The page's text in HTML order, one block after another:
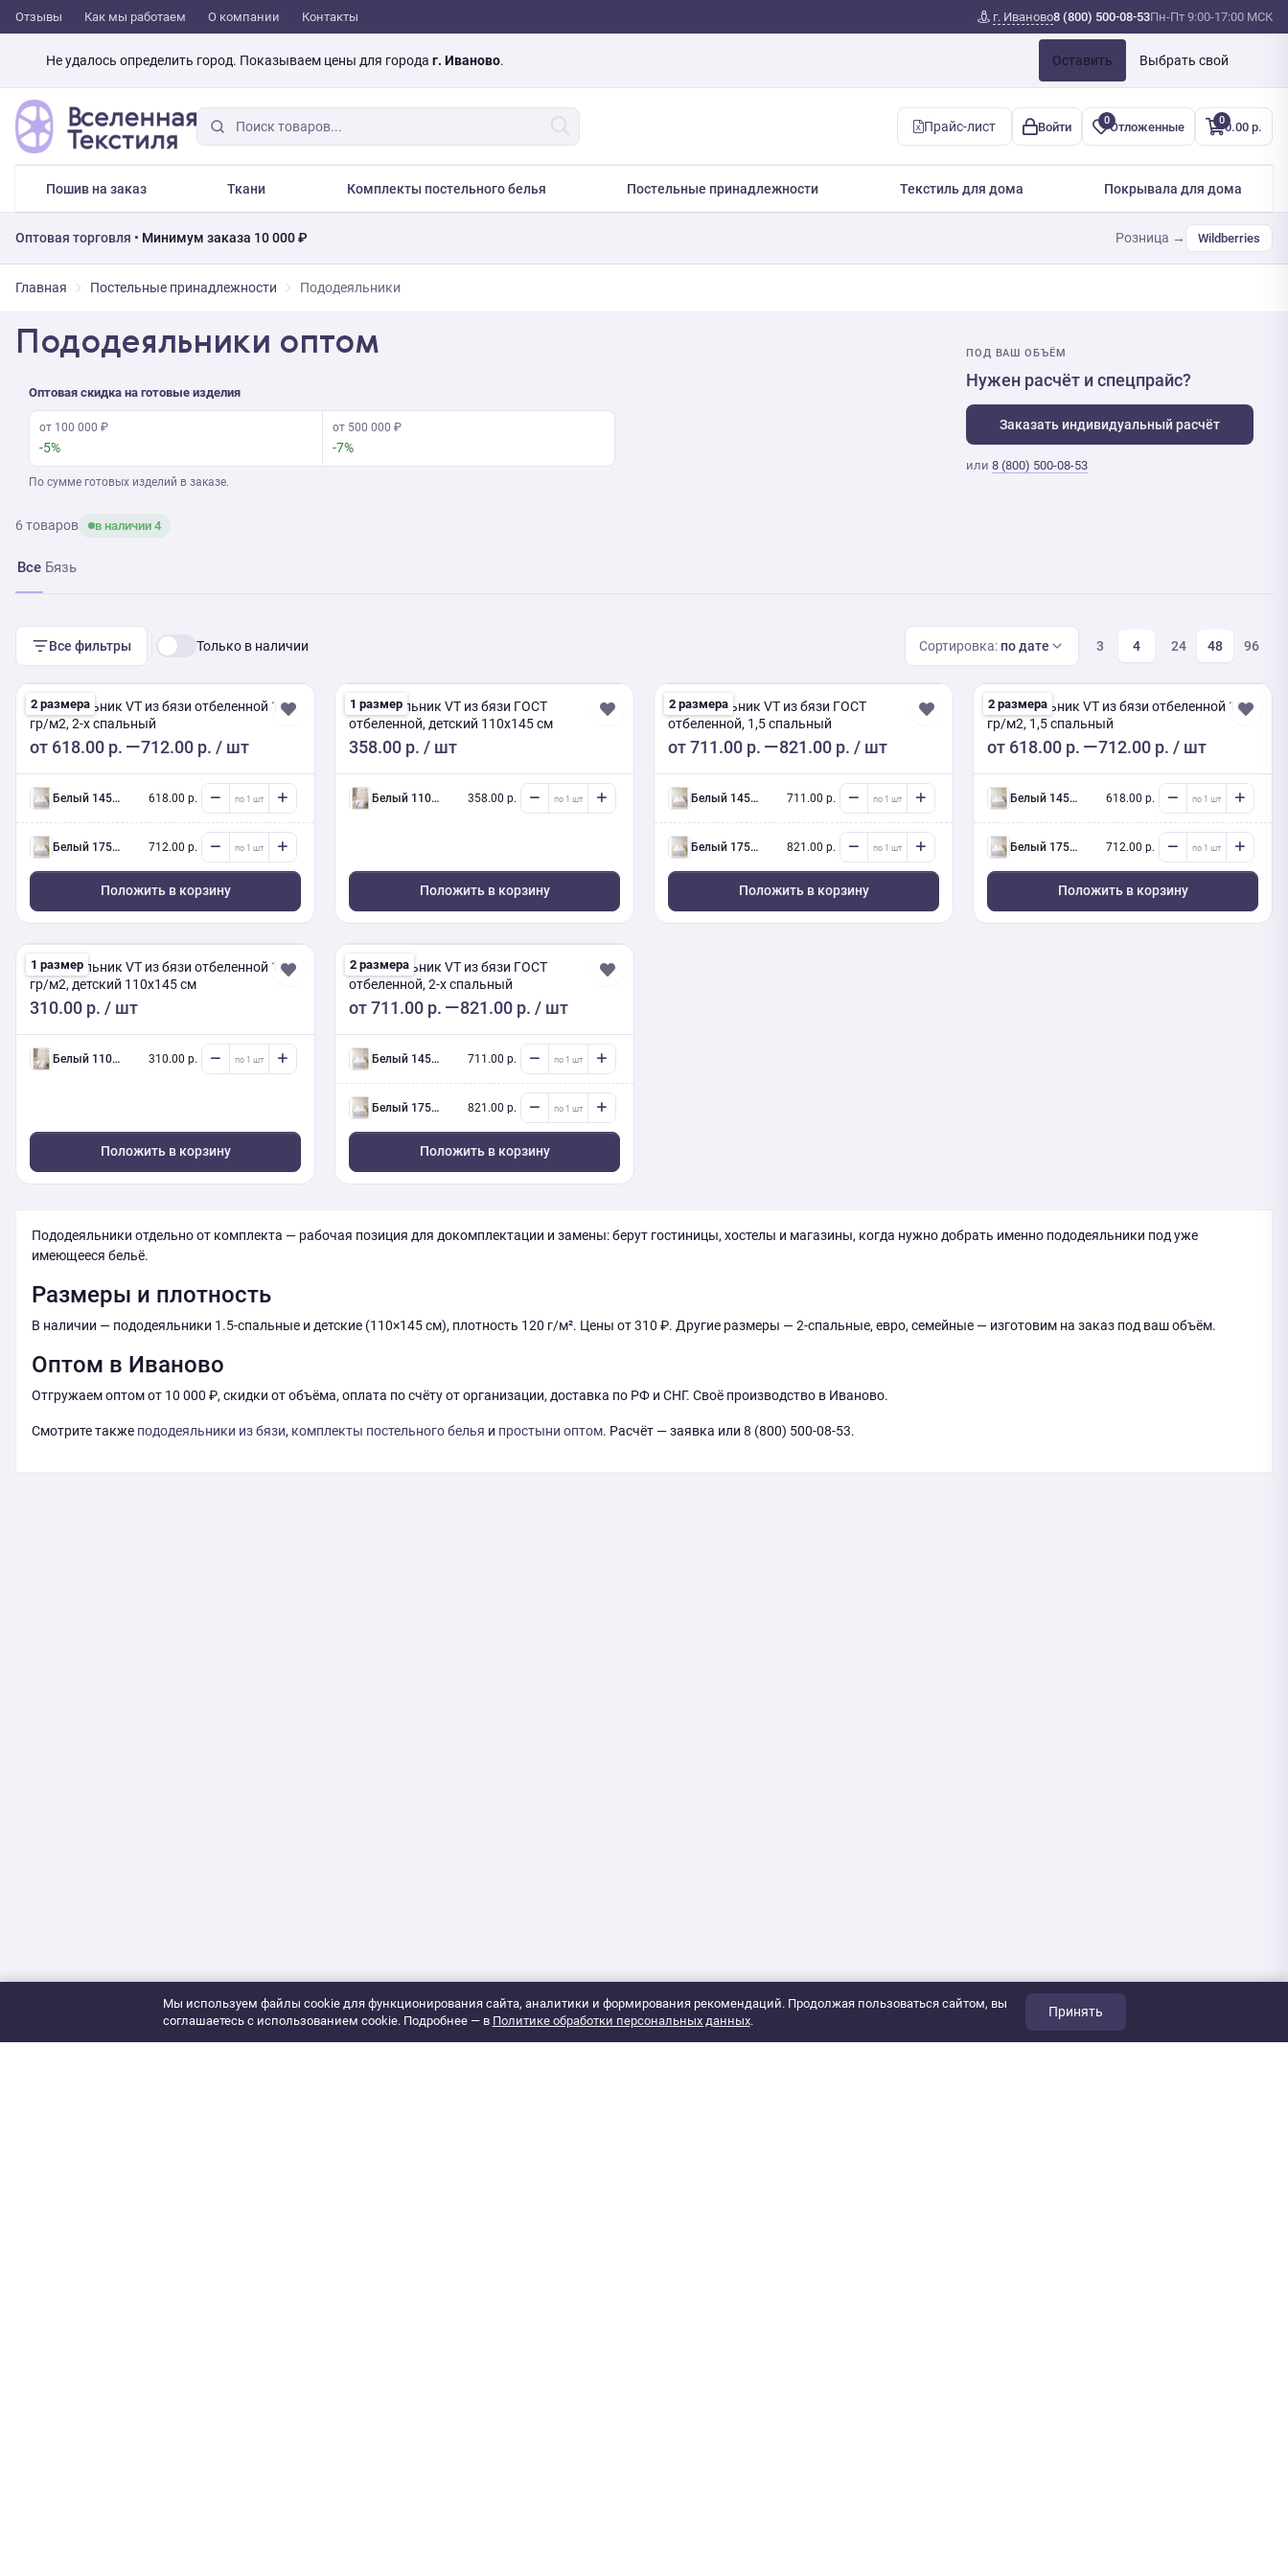
Отзывы Как мы работаем О компании Контакты г. Иваново8 (800) 500-08-53Пн-Пт 9:00-17:00 МСК
Не удалось определить город. Показываем цены для города г. Иваново. Оставить Выбрать свой
Прайс-лист Войти 0Отложенные 00.00 р.
Пошив на заказ Ткани Комплекты постельного белья Постельные принадлежности Текстиль для дома Покрывала для дома
Оптовая торговля • Минимум заказа 10 000 ₽ Розница → Wildberries
Главная Постельные принадлежности Пододеяльники
Пододеяльники оптом
Оптовая скидка на готовые изделия
от 100 000 ₽
-5%
от 500 000 ₽
-7%
По сумме готовых изделий в заказе.
6 товаров в наличии 4
ПОД ВАШ ОБЪЁМ
Нужен расчёт и спецпрайс?
Заказать индивидуальный расчёт
или 8 (800) 500-08-53
Все Бязь
Все фильтры Только в наличии Сортировка: по дате 3 4 24 48 96
2 размера
Пододеяльник VT из бязи отбеленной 120
гр/м2, 2-x спальный
от 618.00 р. 712.00 р. / шт
белый 145/215 см 618.00 р.
белый 175/215 см 712.00 р.
Положить в корзину
1 размер
Пододеяльник VT из бязи ГОСТ
отбеленной, детский 110х145 см
358.00 р. / шт
белый 110/145 см 358.00 р.
Положить в корзину
2 размера
Пододеяльник VT из бязи ГОСТ
отбеленной, 1,5 спальный
от711.00 р. 821.00 р. / шт
белый 145/215 см 711.00 р.
белый 175/215 см 821.00 р.
Положить в корзину
2 размера
Пододеяльник VT из бязи отбеленной 120
гр/м2, 1,5 спальный
от 618.00 р. 712.00 р. / шт
белый 145/215 см 618.00 р.
белый 175/215 см 712.00 р.
Положить в корзину
1 размер
Пододеяльник VT из бязи отбеленной 120
гр/м2, детский 110х145 см
310.00 р. / шт
белый 110/145 см 310.00 р.
Положить в корзину
2 размера
Пододеяльник VT из бязи ГОСТ
отбеленной, 2-x спальный
от711.00 р. 821.00 р. / шт
белый 145/215 см 711.00 р.
белый 175/215 см 821.00 р.
Положить в корзину
Пододеяльники отдельно от комплекта — рабочая позиция для докомплектации и замены: берут гостиницы, хостелы и магазины, когда нужно добрать именно пододеяльники под уже
имеющееся бельё.
Размеры и плотность
В наличии — пододеяльники 1.5-спальные и детские (110×145 см), плотность 120 г/м². Цены от 310 ₽. Другие размеры — 2-спальные, евро, семейные — изготовим на заказ под ваш объём.
Оптом в Иваново
Отгружаем оптом от 10 000 ₽, скидки от объёма, оплата по счёту от организации, доставка по РФ и СНГ. Своё производство в Иваново.
Смотрите также пододеяльники из бязи, комплекты постельного белья и простыни оптом. Расчёт — заявка или 8 (800) 500-08-53.
Мы используем файлы cookie для функционирования сайта, аналитики и формирования рекомендаций. Продолжая пользоваться сайтом, вы
соглашаетесь с использованием cookie. Подробнее — в Политике обработки персональных данных.
Принять